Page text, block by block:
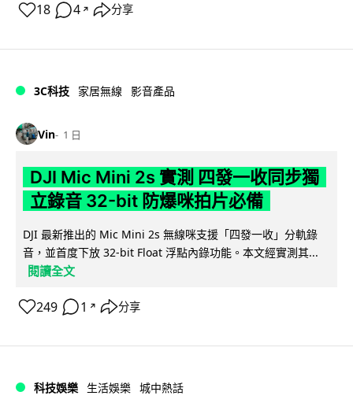
18 4 ↗ 分享
3C科技 家居無線 影音產品
Vin 1 日
DJI Mic Mini 2s 實測 四發一收同步獨
立錄音 32-bit 防爆咪拍片必備
DJI 最新推出的 Mic Mini 2s 無線咪支援「四發一收」分軌錄
音，並首度下放 32-bit Float 浮點內錄功能。本文經實測其...
閱讀全文
249 1 ↗ 分享
科技娛樂 生活娛樂 城中熱話